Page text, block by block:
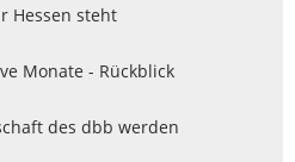
Hessen steht
Monate - Rückblick
des dbb werden